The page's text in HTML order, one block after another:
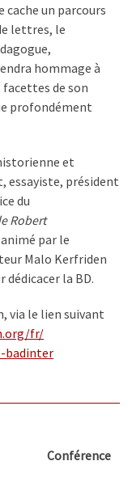
un parcours
lettres, le
hommage à
de son
profondément
et
essayiste, président
du
Robert
par le
Malo Kerfriden
la BD.
via le lien suivant
fr/
badinter
Conférence